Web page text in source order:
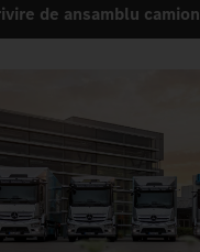
de ansamblu camion